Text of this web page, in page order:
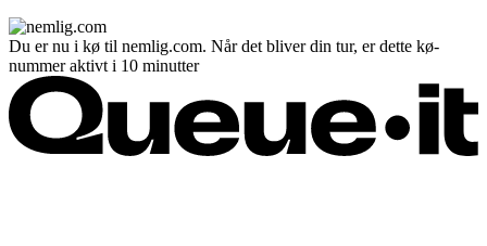
Du er nu i kø til nemlig.com. Når det bliver din tur, er dette kø-
nummer aktivt i 10 minutter